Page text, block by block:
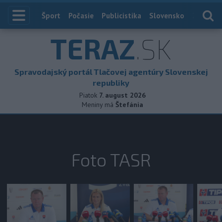
Index
Šport Počasie Publicistika Slovensko
TERAZ.SK
Spravodajský portál Tlačovej agentúry Slovenskej
republiky
Piatok 7. august 2026
Meniny má Štefánia
Foto TASR